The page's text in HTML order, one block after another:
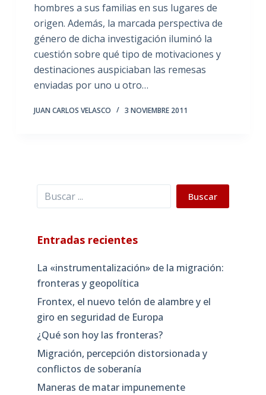
hombres a sus familias en sus lugares de
origen. Además, la marcada perspectiva de
género de dicha investigación iluminó la
cuestión sobre qué tipo de motivaciones y
destinaciones auspiciaban las remesas
enviadas por uno u otro…
JUAN CARLOS VELASCO 3 NOVIEMBRE 2011
Buscar Buscar
Entradas recientes
La «instrumentalización» de la migración:
fronteras y geopolítica
Frontex, el nuevo telón de alambre y el
giro en seguridad de Europa
¿Qué son hoy las fronteras?
Migración, percepción distorsionada y
conflictos de soberanía
Maneras de matar impunemente